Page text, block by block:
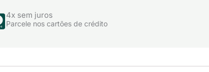
4x sem juros
Parcele nos cartões de crédito